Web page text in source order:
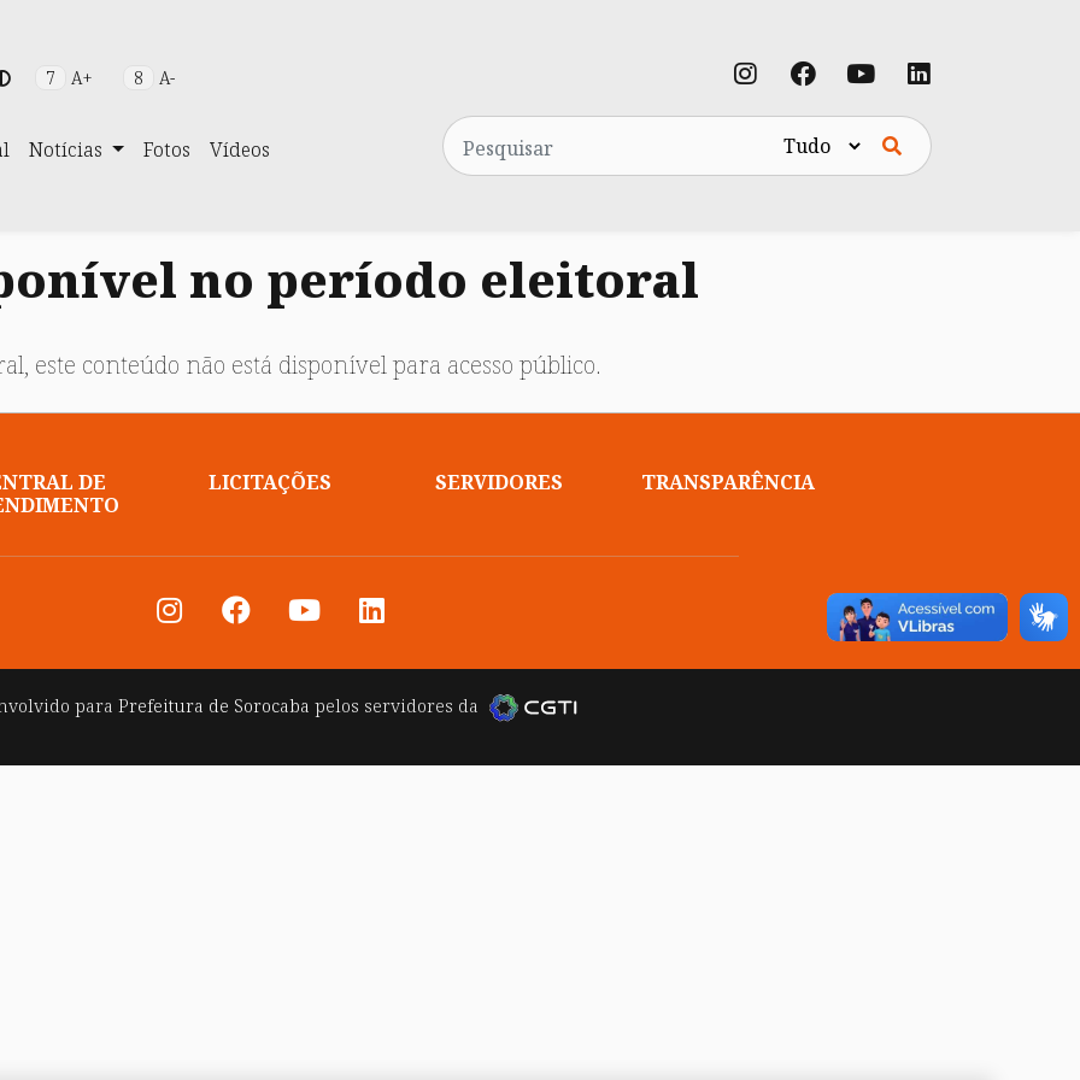
7 A+ 8 A-
Notícias Fotos Vídeos
Pesquisa
no período eleitoral
este conteúdo não está disponível para acesso público.
DE
LICITAÇÕES SERVIDORES TRANSPARÊNCIA
paraPrefeitura de Sorocaba pelos servidores da